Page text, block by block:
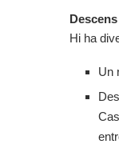
Descens
Hi ha
Un